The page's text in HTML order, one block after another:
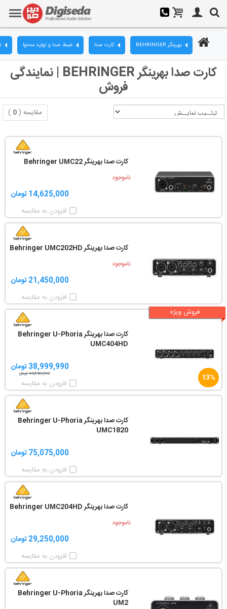
ضبط صدا و تولید محتوا کارت صدا بهرینگر BEHRINGER
کارت صدا بهرینگر BEHRINGER | نمایندگی
فروش
مقایسه (0
)
کارت صدا بهرینگر Behringer UMC22
ناموجود
14,625,000 تومان
افزودن به مقایسه
کارت صدا بهرینگر Behringer UMC202HD
ناموجود
21,450,000 تومان
افزودن به مقایسه
فروش ویژه
13%
کارت صدا بهرینگر Behringer U-Phoria
UMC404HD
38,999,990 تومان
44,850,000 تومان
افزودن به مقایسه
کارت صدا بهرینگر Behringer U-Phoria
UMC1820
75,075,000 تومان
افزودن به مقایسه
کارت صدا بهرینگر Behringer UMC204HD
ناموجود
29,250,000 تومان
افزودن به مقایسه
کارت صدا بهرینگر Behringer U-Phoria
UM2